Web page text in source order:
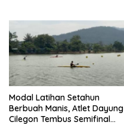
Modal Latihan Setahun
Berbuah Manis, Atlet Dayung
Cilegon Tembus Semifinal